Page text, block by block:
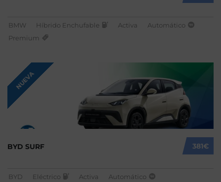
BMW Híbrido Enchufable Activa
Automático
Premium
NUEVA
381€
BYD SURF
BYD Eléctrico Activa Automático